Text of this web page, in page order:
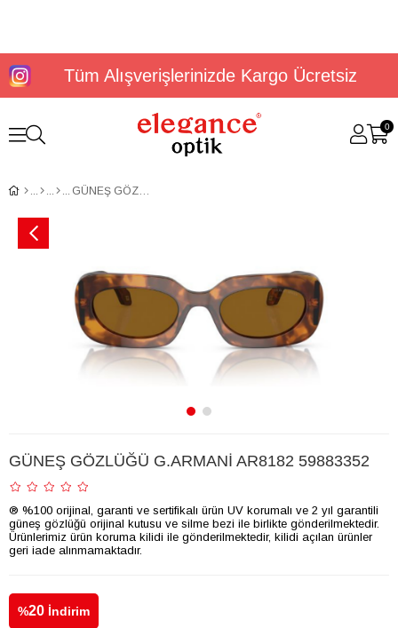
Tüm Alışverişlerinizde Kargo Ücretsiz
0
GÜNEŞ GÖZLÜĞÜ G.ARMANİ AR8182 59883352
GÜNEŞ GÖZLÜĞÜ G.ARMANİ AR8182 59883352
® %100 orijinal, garanti ve sertifikalı ürün UV korumalı ve 2 yıl garantili
güneş gözlüğü orijinal kutusu ve silme bezi ile birlikte gönderilmektedir.
Ürünlerimiz ürün koruma kilidi ile gönderilmektedir, kilidi açılan ürünler
geri iade alınmamaktadır.
%20 İndirim